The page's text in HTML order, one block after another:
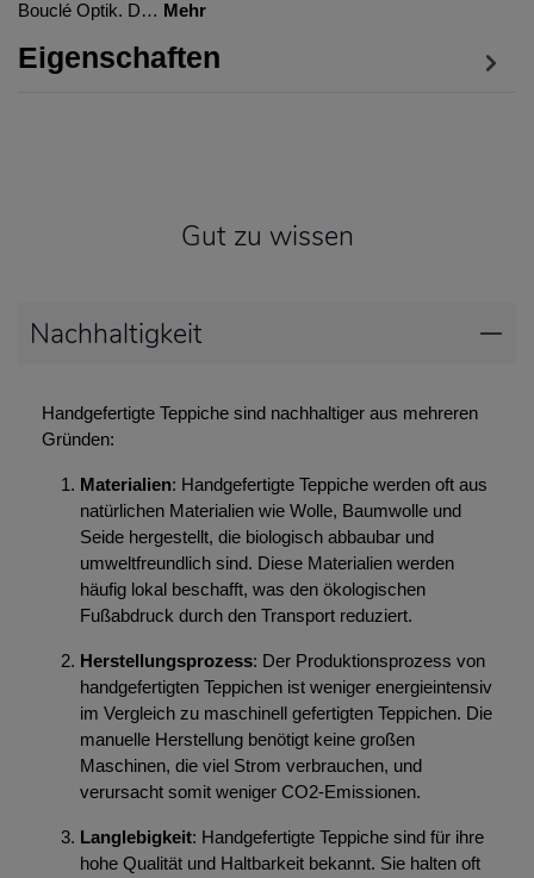
Bouclé Optik. D… Mehr
Eigenschaften
Gut zu wissen
Nachhaltigkeit
Handgefertigte Teppiche sind nachhaltiger aus mehreren
Gründen:
Materialien: Handgefertigte Teppiche werden oft aus
natürlichen Materialien wie Wolle, Baumwolle und
Seide hergestellt, die biologisch abbaubar und
umweltfreundlich sind. Diese Materialien werden
häufig lokal beschafft, was den ökologischen
Fußabdruck durch den Transport reduziert.
Herstellungsprozess: Der Produktionsprozess von
handgefertigten Teppichen ist weniger energieintensiv
im Vergleich zu maschinell gefertigten Teppichen. Die
manuelle Herstellung benötigt keine großen
Maschinen, die viel Strom verbrauchen, und
verursacht somit weniger CO2-Emissionen.
Langlebigkeit: Handgefertigte Teppiche sind für ihre
hohe Qualität und Haltbarkeit bekannt. Sie halten oft